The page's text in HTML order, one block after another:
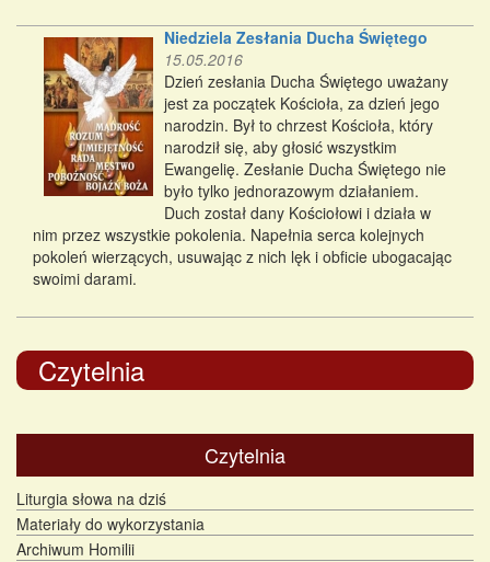
Niedziela Zesłania Ducha Świętego
15.05.2016
Dzień zesłania Ducha Świętego uważany
jest za początek Kościoła, za dzień jego
narodzin. Był to chrzest Kościoła, który
narodził się, aby głosić wszystkim
Ewangelię. Zesłanie Ducha Świętego nie
było tylko jednorazowym działaniem.
Duch został dany Kościołowi i działa w
nim przez wszystkie pokolenia. Napełnia serca kolejnych
pokoleń wierzących, usuwając z nich lęk i obficie ubogacając
swoimi darami.
Czytelnia
Czytelnia
Liturgia słowa na dziś
Materiały do wykorzystania
Archiwum Homilii